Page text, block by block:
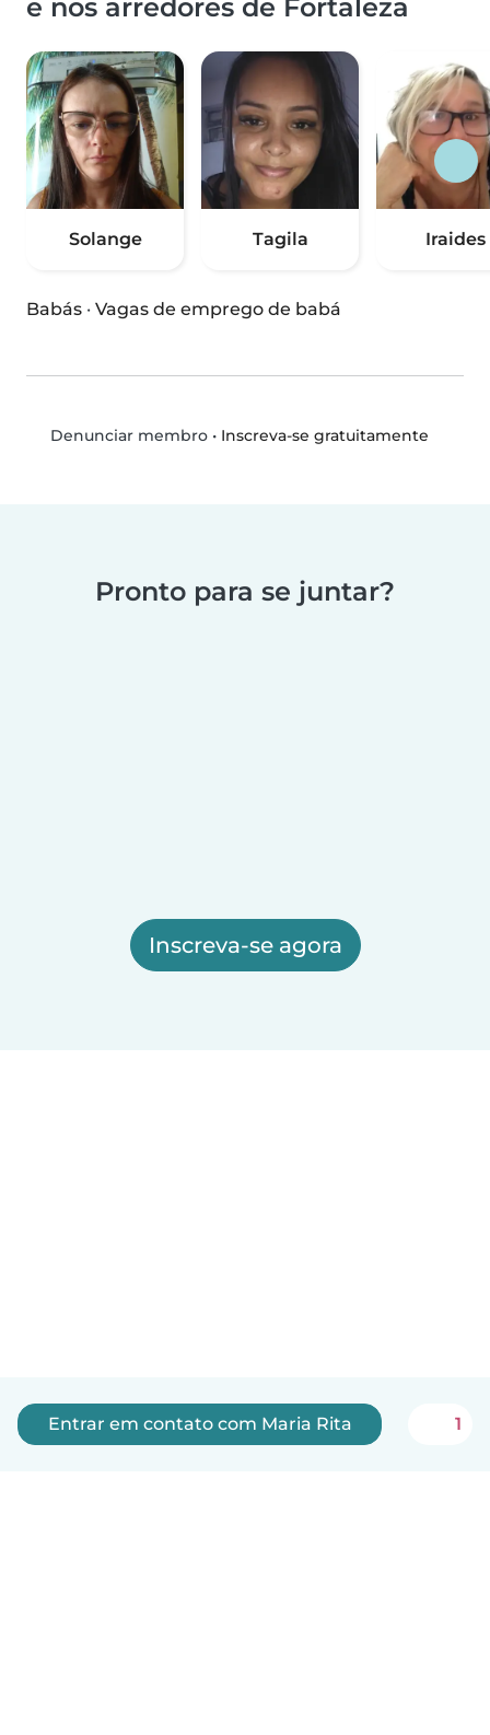
e nos arredores de Fortaleza
Solange Tagila Iraides
Babás · Vagas de emprego de babá
Denunciar membro• Inscreva-se gratuitamente
Pronto para se juntar?
Inscreva-se agora
Entrar em contato com Maria Rita 1